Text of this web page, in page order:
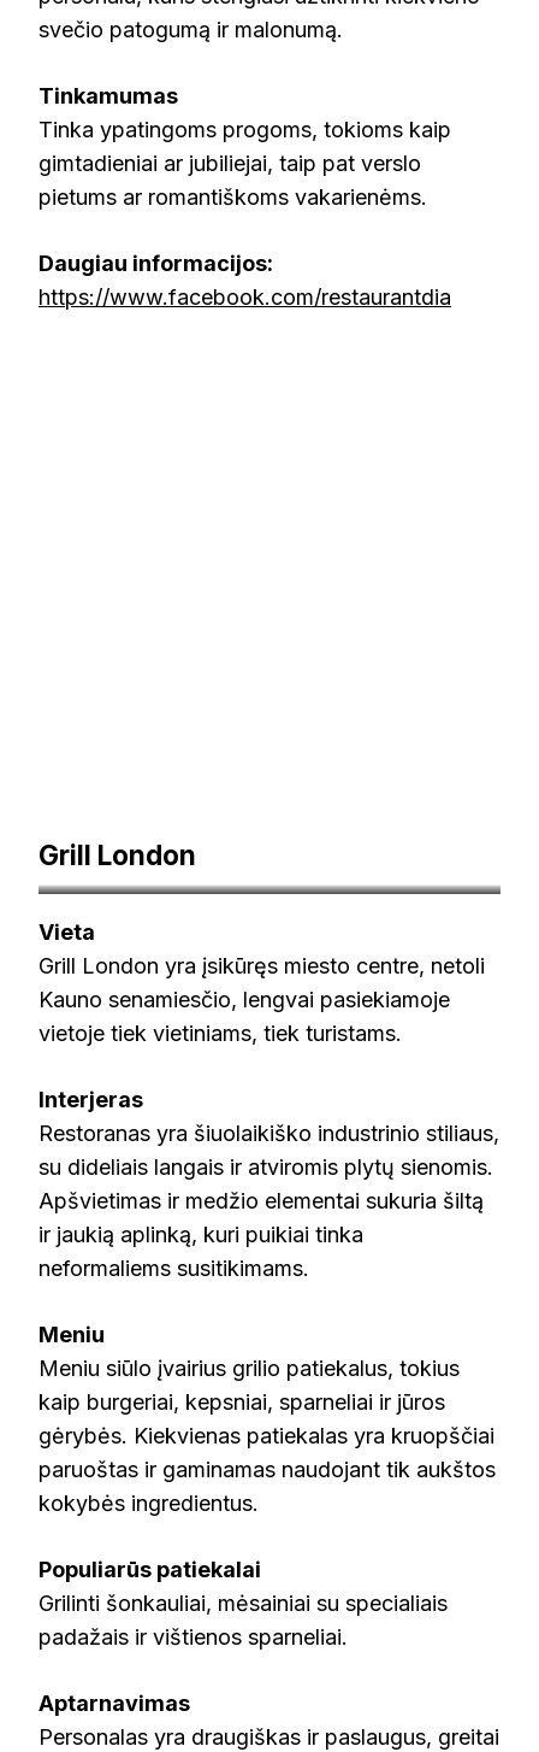
svečio patogumą ir malonumą.
Tinkamumas
Tinka ypatingoms progoms, tokioms kaip
gimtadieniai ar jubiliejai, taip pat verslo
pietums ar romantiškoms vakarienėms.
Daugiau informacijos:
https://www.facebook.com/restaurantdia
Grill London
Vieta
Grill London yra įsikūręs miesto centre, netoli
Kauno senamiesčio, lengvai pasiekiamoje
vietoje tiek vietiniams, tiek turistams.
Interjeras
Restoranas yra šiuolaikiško industrinio stiliaus,
su dideliais langais ir atviromis plytų sienomis.
Apšvietimas ir medžio elementai sukuria šiltą
ir jaukią aplinką, kuri puikiai tinka
neformaliems susitikimams.
Meniu
Meniu siūlo įvairius grilio patiekalus, tokius
kaip burgeriai, kepsniai, sparneliai ir jūros
gėrybės. Kiekvienas patiekalas yra kruopščiai
paruoštas ir gaminamas naudojant tik aukštos
kokybės ingredientus.
Populiarūs patiekalai
Grilinti šonkauliai, mėsainiai su specialiais
padažais ir vištienos sparneliai.
Aptarnavimas
Personalas yra draugiškas ir paslaugus, greitai